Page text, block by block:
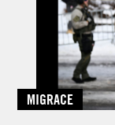
MIGRACE